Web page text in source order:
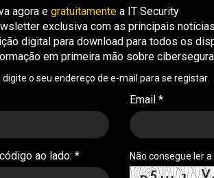
na área
de saúde é um grande desafio,
operacional deste tipo
associados à integração
agora e gratuitamente a IT Security
exclusiva com as principais notícias
digital para download para todos os
em primeira mão sobre
digite o seu endereço de e-mail para se registar.
Email *
ao lado: * Não consegue ler